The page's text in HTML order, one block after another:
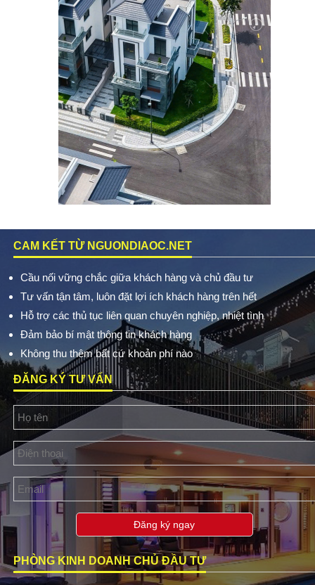
CAM KẾT TỪ NGUONDIAOC.NET
Cầu nối vững chắc giữa khách hàng và chủ đầu tư
Tư vấn tận tâm, luôn đặt lợi ích khách hàng trên hết
Hỗ trợ các thủ tục liên quan chuyên nghiệp, nhiệt tình
Đảm bảo bí mật thông tin khách hàng
Không thu thêm bất cứ khoản phí nào
ĐĂNG KÝ TƯ VẤN
Đăng ký ngay
PHÒNG KINH DOANH CHỦ ĐẦU TƯ